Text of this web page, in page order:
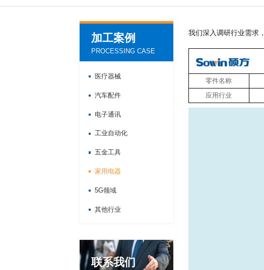
加工案例
PROCESSING CASE
医疗器械
汽车配件
电子通讯
工业自动化
五金工具
家用电器
5G领域
其他行业
联系我们
我们深入调研行业需求
零件名称
应用行业